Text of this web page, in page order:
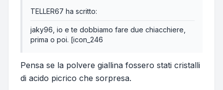
TELLER67 ha scritto:
jaky96, io e te dobbiamo fare due chiacchiere,
prima o poi. [icon_246
Pensa se la polvere giallina fossero stati cristalli
di acido picrico che sorpresa.